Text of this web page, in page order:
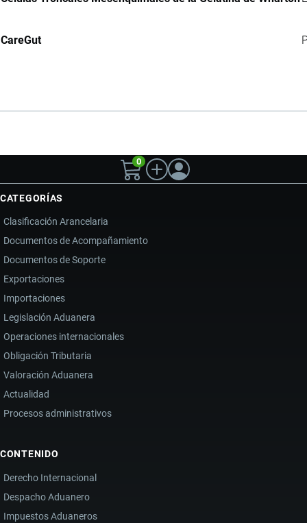
CareGut
0
CATEGORÍAS
Clasificación Arancelaria
Documentos de Acompañamiento
Documentos de Soporte
Exportaciones
Importaciones
Legislación Aduanera
Operaciones internacionales
Obligación Tributaria
Valoración Aduanera
Actualidad
Procesos administrativos
CONTENIDO
Derecho Internacional
Despacho Aduanero
Impuestos Aduaneros